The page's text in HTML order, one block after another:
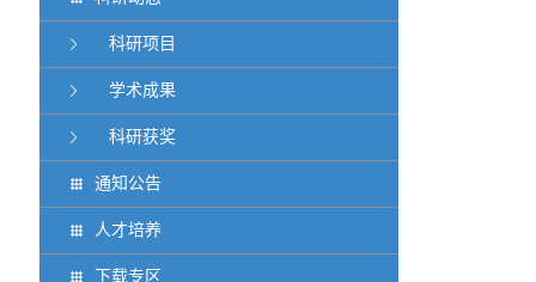
科研项目
学术成果
科研获奖
通知公告
人才培养
下载专区